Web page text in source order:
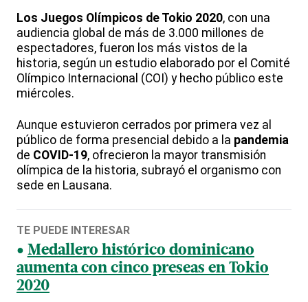
Los Juegos Olímpicos de Tokio 2020, con una
audiencia global de más de 3.000 millones de
espectadores, fueron los más vistos de la
historia, según un estudio elaborado por el Comité
Olímpico Internacional (COI) y hecho público este
miércoles.
Aunque estuvieron cerrados por primera vez al
público de forma presencial debido a la pandemia
de COVID-19, ofrecieron la mayor transmisión
olímpica de la historia, subrayó el organismo con
sede en Lausana.
TE PUEDE INTERESAR
Medallero histórico dominicano
aumenta con cinco preseas en Tokio
2020